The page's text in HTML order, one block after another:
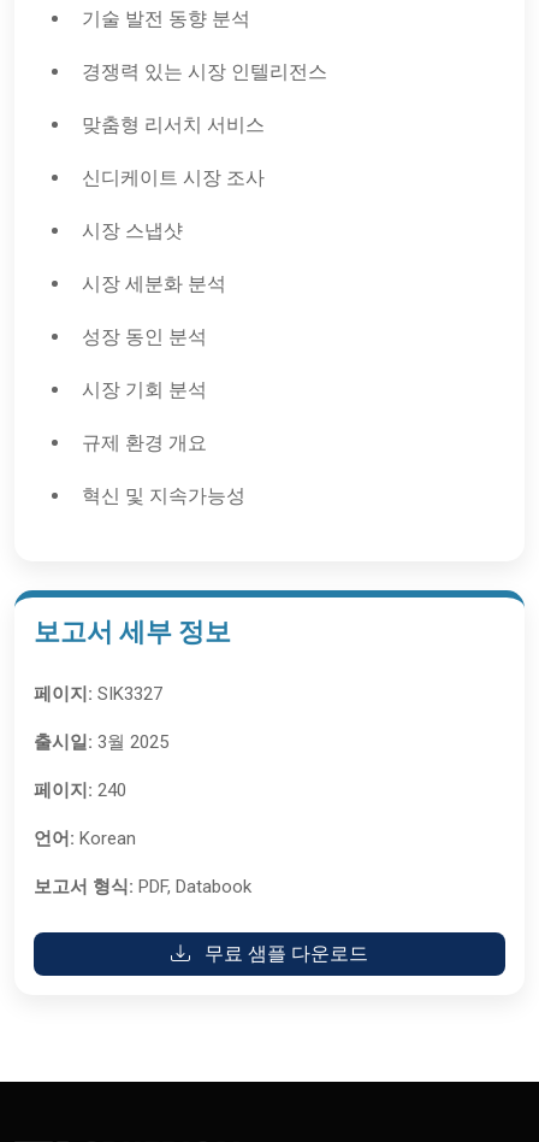
기술 발전 동향 분석
경쟁력 있는 시장 인텔리전스
맞춤형 리서치 서비스
신디케이트 시장 조사
시장 스냅샷
시장 세분화 분석
성장 동인 분석
시장 기회 분석
규제 환경 개요
혁신 및 지속가능성
보고서 세부 정보
페이지: SIK3327
출시일: 3월 2025
페이지: 240
언어: Korean
보고서 형식: PDF, Databook
무료 샘플 다운로드